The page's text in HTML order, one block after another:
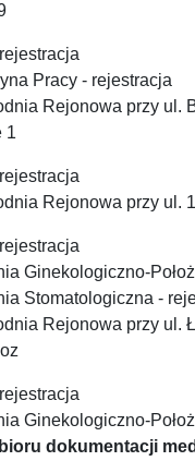
Pracy - rejestracja
Rejonowa przy ul.
1
Rejonowa przy ul.
Ginekologiczno-
Stomatologiczna -
Rejonowa przy ul.
Ginekologiczno-
dokumentacji